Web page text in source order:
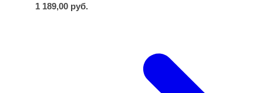
1 189,00 руб.